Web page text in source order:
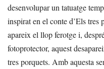
desenvolupar un tatuatge
inspirat en el conte d’Els tres
apareix el llop ferotge i,
fotoprotector, aquest
tres porquets. Amb aquesta